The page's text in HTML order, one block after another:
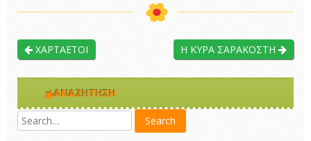
ΧΑΡΤΑΕΤΟΙ Η ΚΥΡΑ ΣΑΡΑΚΟΣΤΗ
ΑΝΑΖΉΤΗΣΗ